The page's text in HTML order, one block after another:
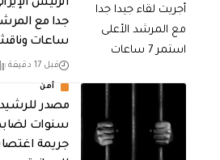
الرئيس
ساعات
قبل 17 دقيقة
أمن
سنوات
جريمة